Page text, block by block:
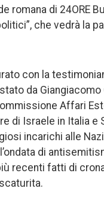
romana di 24ORE
che vedrà la
con la
da
Affari
di Israele in Italia e
incarichi alle
di
recenti fatti di